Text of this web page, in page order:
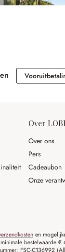
Over
Over ons
Pers
Cadeaubon
Onze
en
bestelwaarde
FSC-C136992